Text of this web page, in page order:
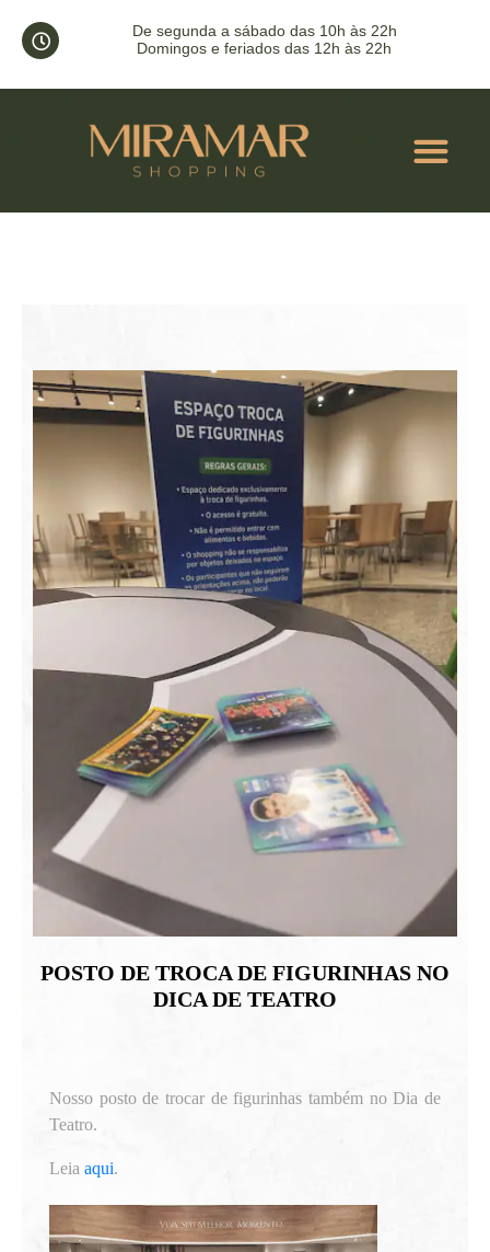
De segunda a sábado das 10h às 22h
Domingos e feriados das 12h às 22h
Posto de troca de figurinhas no
Dica de Teatro
Saiu na Mídia
Posto de troca de figurinhas no Dica de Teatro
POSTO DE TROCA DE FIGURINHAS NO
DICA DE TEATRO
Nosso posto de trocar de figurinhas também no Dia de
Teatro.
Leia aqui.